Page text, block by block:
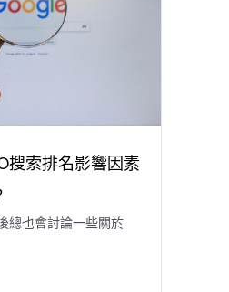
搜索排名影響因素
總也會討論一些關於